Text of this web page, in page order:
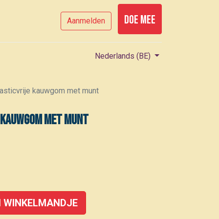
Aanmelden Doe mee
Nederlands (BE)
kauwgom met munt
met munt
WINKELMANDJE